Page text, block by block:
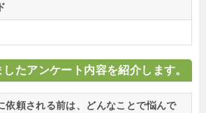
たアンケート内容を紹介します。
依頼される前は、どんなことで悩んで